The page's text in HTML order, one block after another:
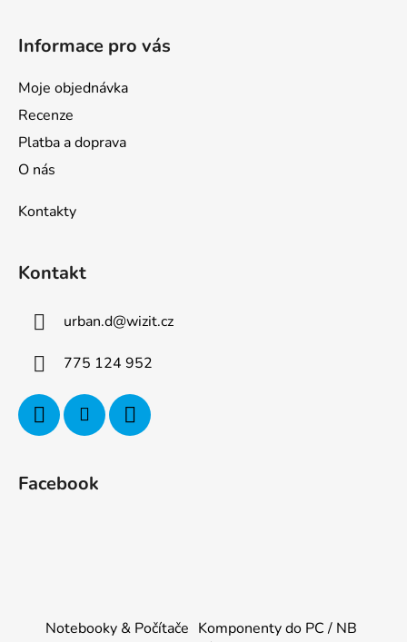
Informace pro vás
Moje objednávka
Recenze
Platba a doprava
O nás
Kontakty
Kontakt
urban.d@wizit.cz
775 124 952
Facebook
Notebooky & Počítače Komponenty do PC / NB